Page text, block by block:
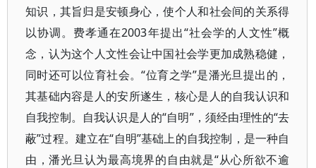
知识，其旨归是安顿身心，使个人和社会间的关系得
以协调。费孝通在2003年提出“社会学的人文性”概
念，认为这个人文性会让中国社会学更加成熟稳健，
同时还可以位育社会。“位育之学”是潘光旦提出的，
其基础内容是人的安所遂生，核心是人的自我认识和
自我控制。自我认识是人的“自明”，须经由理性的“去
蔽”过程。建立在“自明”基础上的自我控制，是一种自
由，潘光旦认为最高境界的自由就是“从心所欲不逾